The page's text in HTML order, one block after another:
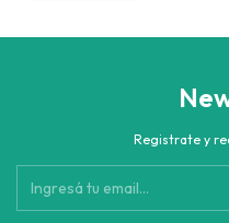
Registrate y